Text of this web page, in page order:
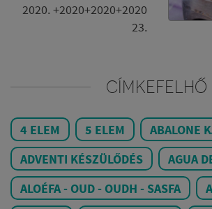
2020. +2020+2020+2020
23.
CÍMKEFELHŐ
4 ELEM 5 ELEM
ABALONE
ADVENTI KÉSZÜLŐDÉS
AGUA
ALOÉFA - OUD - OUDH - SASFA